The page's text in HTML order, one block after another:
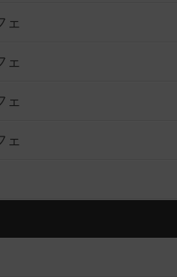
ェ
ェ
ェ
ェ